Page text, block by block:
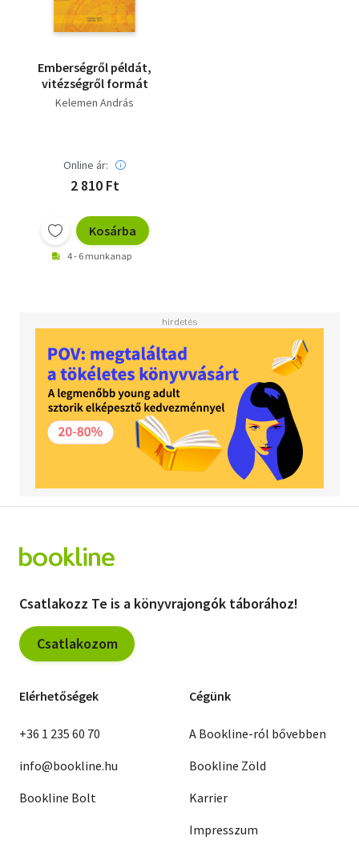
Emberségről példát,
vitézségről formát
Kelemen András
Online ár:
2 810 Ft
Kosárba
4 - 6 munkanap
Csatlakozz Te is a könyvrajongók táborához!
Csatlakozom
Elérhetőségek
+36 1 235 60 70
info@bookline.hu
Bookline Bolt
Cégünk
A Bookline-ról bővebben
Bookline Zöld
Karrier
Impresszum